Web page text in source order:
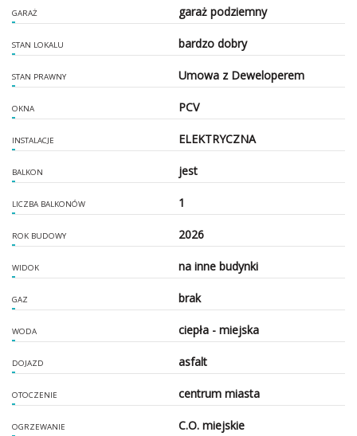
GARAŻ garaż podziemny
STAN LOKALU bardzo dobry
STAN PRAWNY Umowa z Deweloperem
OKNA PCV
INSTALACJE ELEKTRYCZNA
BALKON jest
LICZBA BALKONÓW 1
ROK BUDOWY 2026
WIDOK na inne budynki
GAZ brak
WODA ciepła - miejska
DOJAZD asfalt
OTOCZENIE centrum miasta
OGRZEWANIE C.O. miejskie